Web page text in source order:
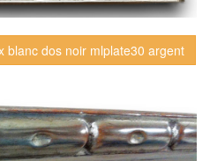
blanc dos noir mlplate30 argent